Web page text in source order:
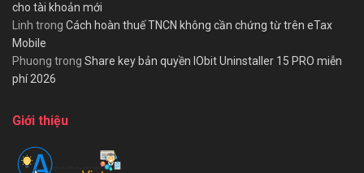
cho tài khoản mới
Linh trong Cách hoàn thuế TNCN không cần chứng từ trên eTax
Mobile
Phuong trong Share key bản quyền IObit Uninstaller 15 PRO miễn
phí 2026
Giới thiệu